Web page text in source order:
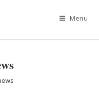
Menu